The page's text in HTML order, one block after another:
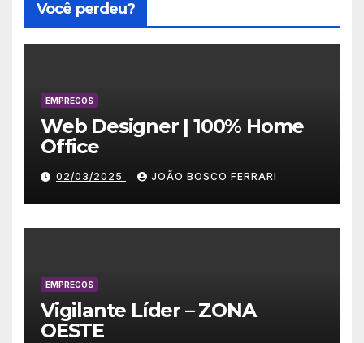
Você perdeu?
EMPREGOS
Web Designer | 100% Home
Office
02/03/2025 JOÃO BOSCO FERRARI
EMPREGOS
Vigilante Líder – ZONA
OESTE